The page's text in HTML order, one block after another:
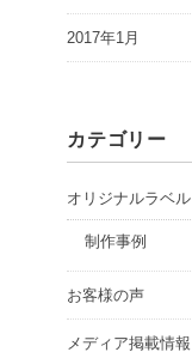
2017年1月
カテゴリー
オリジナルラベル
制作事例
お客様の声
メディア掲載情報